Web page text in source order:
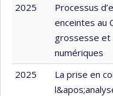
2025
Processus
enceintes au
grossesse et
numériques
2025
La prise en